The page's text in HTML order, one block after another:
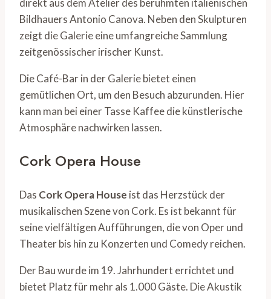
direkt aus dem Atelier des berühmten italienischen
Bildhauers Antonio Canova. Neben den Skulpturen
zeigt die Galerie eine umfangreiche Sammlung
zeitgenössischer irischer Kunst.
Die Café-Bar in der Galerie bietet einen
gemütlichen Ort, um den Besuch abzurunden. Hier
kann man bei einer Tasse Kaffee die künstlerische
Atmosphäre nachwirken lassen.
Cork Opera House
Das Cork Opera House ist das Herzstück der
musikalischen Szene von Cork. Es ist bekannt für
seine vielfältigen Aufführungen, die von Oper und
Theater bis hin zu Konzerten und Comedy reichen.
Der Bau wurde im 19. Jahrhundert errichtet und
bietet Platz für mehr als 1.000 Gäste. Die Akustik